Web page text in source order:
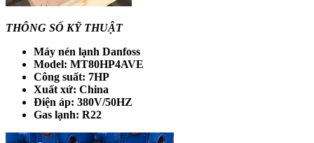
THÔNG SỐ KỸ THUẬT
Máy nén lạnh Danfoss
Model: MT80HP4AVE
Công suất: 7HP
Xuất xứ: China
Điện áp: 380V/50HZ
Gas lạnh: R22